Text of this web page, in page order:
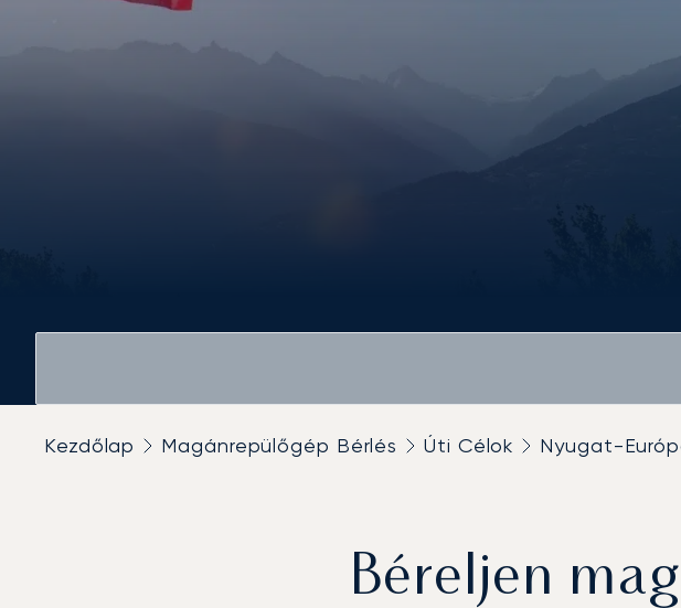
Kezdőlap Magánrepülőgép Bérlés Úti Célok Nyugat-
Béreljen